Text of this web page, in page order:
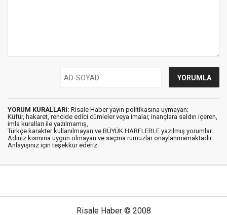
YORUM KURALLARI: Risale Haber yayın politikasına uymayan;
Küfür, hakaret, rencide edici cümleler veya imalar, inançlara saldırı içeren,
imla kuralları ile yazılmamış,
Türkçe karakter kullanılmayan ve BÜYÜK HARFLERLE yazılmış yorumlar
Adınız kısmına uygun olmayan ve saçma rumuzlar onaylanmamaktadır.
Anlayışınız için teşekkür ederiz.
Risale Haber © 2008